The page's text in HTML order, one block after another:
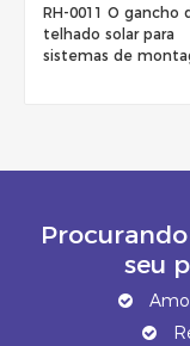
Ganchos de telhado
telha RH-0001 para
sistema de
seu